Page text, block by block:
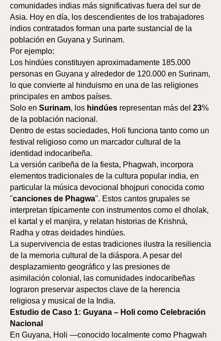
comunidades indias más significativas fuera del sur de
Asia. Hoy en día, los descendientes de los trabajadores
indios contratados forman una parte sustancial de la
población en Guyana y Surinam.
Por ejemplo:
Los hindúes constituyen aproximadamente 185.000
personas en Guyana y alrededor de 120.000 en Surinam,
lo que convierte al hinduismo en una de las religiones
principales en ambos países.
Solo en Surinam, los hindúes representan más del 23%
de la población nacional.
Dentro de estas sociedades, Holi funciona tanto como un
festival religioso como un marcador cultural de la
identidad indocaribeña.
La versión caribeña de la fiesta, Phagwah, incorpora
elementos tradicionales de la cultura popular india, en
particular la música devocional bhojpuri conocida como
"canciones de Phagwa". Estos cantos grupales se
interpretan típicamente con instrumentos como el dholak,
el kartal y el manjira, y relatan historias de Krishná,
Radha y otras deidades hindúes.
La supervivencia de estas tradiciones ilustra la resiliencia
de la memoria cultural de la diáspora. A pesar del
desplazamiento geográfico y las presiones de
asimilación colonial, las comunidades indocaribeñas
lograron preservar aspectos clave de la herencia
religiosa y musical de la India.
Estudio de Caso 1: Guyana – Holi como Celebración
Nacional
En Guyana, Holi —conocido localmente como Phagwah